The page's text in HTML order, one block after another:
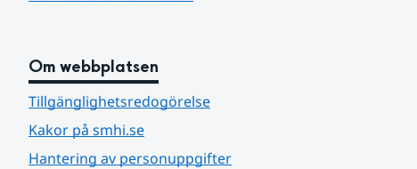
Om webbplatsen
Tillgänglighetsredogörelse
Kakor på smhi.se
Hantering av personuppgifter